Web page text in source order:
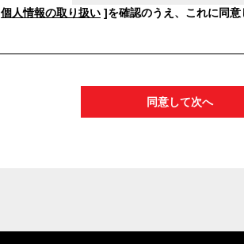
個人情報の取り扱い ]を確認のうえ、これに同意
同意して次へ